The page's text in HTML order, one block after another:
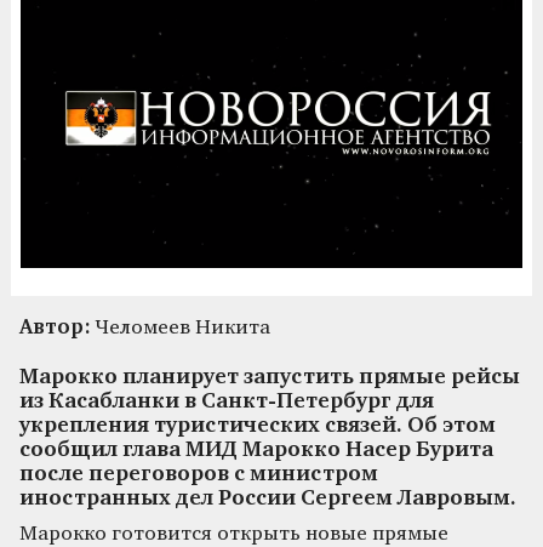
Автор: Челомеев Никита
Марокко планирует запустить прямые рейсы
из Касабланки в Санкт-Петербург для
укрепления туристических связей. Об этом
сообщил глава МИД Марокко Насер Бурита
после переговоров с министром
иностранных дел России Сергеем Лавровым.
Марокко готовится открыть новые прямые